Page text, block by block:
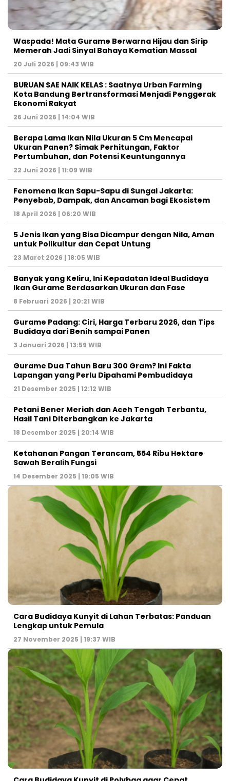
Waspada! Mata Gurame Berwarna Hijau dan Sirip
Memerah Jadi Sinyal Bahaya Kematian Massal
20 Juli 2026 | 09:43 WIB
BURUAN SAE NAIK KELAS : Saatnya Urban Farming
Kota Bandung Bertransformasi Menjadi Penggerak
Ekonomi Rakyat
26 Juni 2026 | 14:04 WIB
Berapa Lama Ikan Nila Ukuran 5 Cm Mencapai
Ukuran Panen? Simak Perhitungan, Faktor
Pertumbuhan, dan Potensi Keuntungannya
22 Juni 2026 | 11:09 WIB
Fenomena Ikan Sapu-Sapu di Sungai Jakarta:
Penyebab, Dampak, dan Ancaman bagi Ekosistem
18 April 2026 | 06:20 WIB
5 Jenis Ikan yang Bisa Dicampur dengan Nila, Aman
untuk Polikultur dan Cepat Untung
23 Maret 2026 | 18:05 WIB
Banyak yang Keliru, Ini Kepadatan Ideal Budidaya
Ikan Gurame Berdasarkan Ukuran dan Fase
8 Februari 2026 | 20:21 WIB
Gurame Padang: Ciri, Harga Terbaru 2026, dan Tips
Budidaya dari Benih sampai Panen
3 Januari 2026 | 13:59 WIB
Gurame Dua Tahun Baru 300 Gram? Ini Fakta
Lapangan yang Perlu Dipahami Pembudidaya
21 Desember 2025 | 12:12 WIB
Petani Bener Meriah dan Aceh Tengah Terbantu,
Hasil Tani Diterbangkan ke Jakarta
18 Desember 2025 | 20:14 WIB
Ketahanan Pangan Terancam, 554 Ribu Hektare
Sawah Beralih Fungsi
14 Desember 2025 | 19:05 WIB
Cara Budidaya Kunyit di Lahan Terbatas: Panduan
Lengkap untuk Pemula
27 November 2025 | 19:37 WIB